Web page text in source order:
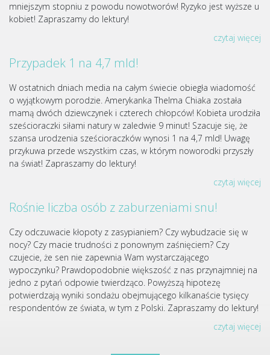
mniejszym stopniu z powodu nowotworów! Ryzyko jest wyższe u
kobiet! Zapraszamy do lektury!
czytaj więcej
Przypadek 1 na 4,7 mld!
W ostatnich dniach media na całym świecie obiegła wiadomość
o wyjątkowym porodzie. Amerykanka Thelma Chiaka została
mamą dwóch dziewczynek i czterech chłopców! Kobieta urodziła
sześcioraczki siłami natury w zaledwie 9 minut! Szacuje się, że
szansa urodzenia sześcioraczków wynosi 1 na 4,7 mld! Uwagę
przykuwa przede wszystkim czas, w którym noworodki przyszły
na świat! Zapraszamy do lektury!
czytaj więcej
Rośnie liczba osób z zaburzeniami snu!
Czy odczuwacie kłopoty z zasypianiem? Czy wybudzacie się w
nocy? Czy macie trudności z ponownym zaśnięciem? Czy
czujecie, że sen nie zapewnia Wam wystarczającego
wypoczynku? Prawdopodobnie większość z nas przynajmniej na
jedno z pytań odpowie twierdząco. Powyższą hipotezę
potwierdzają wyniki sondażu obejmującego kilkanaście tysięcy
respondentów ze świata, w tym z Polski. Zapraszamy do lektury!
czytaj więcej